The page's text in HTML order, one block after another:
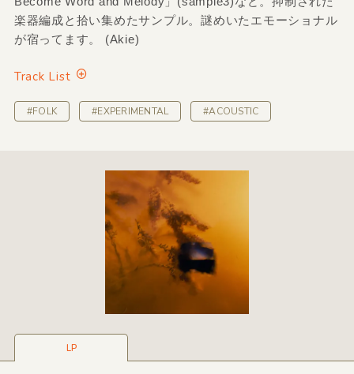
楽器編成と拾い集めたサンプル。謎めいたエモーショナル
が宿ってます。 (Akie)
Track List
#FOLK #EXPERIMENTAL #ACOUSTIC
LP